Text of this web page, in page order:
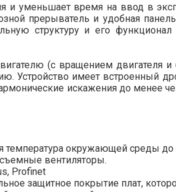
и уменьшает время на ввод в
прерыватель и удобная
структуру и его
(с вращением двигателя и
Устройство имеет встроенный
искажения до менее
температура окружающей среды
вентиляторы.
Profinet
защитное покрытие плат,